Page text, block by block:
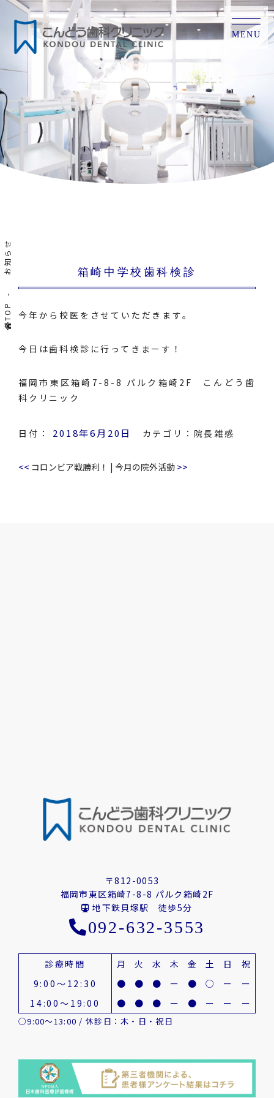
MENU
TOP
お知らせ 箱崎中学校歯科検診
今年から校医をさせていただきます。
今日は歯科検診に行ってきまーす！
福岡市東区箱崎7-8-8 パルク箱崎2F こんどう歯
科クリニック
日付： 2018年6月20日 カテゴリ： 院長雑感
<< コロンビア戦勝利！ | 今月の院外活動 >>
〒812-0053
福岡市東区箱崎7-8-8 パルク箱崎2F
地下鉄貝塚駅 徒歩5分
092-632-3553
診療時間 月 火 水 木 金 土 日
祝
9:00～12:30
● ● ● ー ● ○ ー
ー
14:00～19:00
● ● ● ー ● ー ー ー
○9:00～13:00 / 休診日：木・日・祝日